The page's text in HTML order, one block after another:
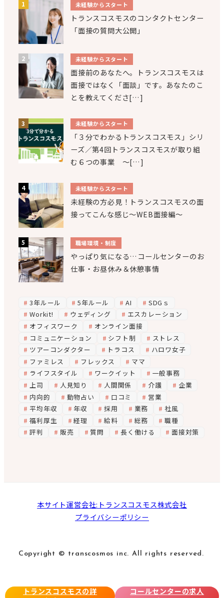
未経験からスタート
トランスコスモスのコンタクトセンター
「面接の質問大公開」
未経験からスタート
面接前のあなたへ。トランスコスモスは
面接ではなく「面談」です。あなたのこ
とを教えてくださ[…]
未経験からスタート
「３分でわかるトランスコスモス」シリ
ーズ／第4回トランスコスモスが取り組
む６つの事業 ～[…]
未経験からスタート
未経験の方必見！トランスコスモスの面
接ってこんな感じ～WEB面接編～
職場環境・制度
やっぱり気になる…コールセンターのお
仕事・お昼休み＆休憩事情
3年ルール 5年ルール AI
SDGｓ
Workit!
ウェディング
エスカレーション
オフィスワーク
オンライン面接
コミュニケーション
シフト制
ストレス
ツアーコンダクター
トラコス
ハロワ女子
ファミレス
フレックス
ママ
ライフスタイル
ワークイット
一般事務
上司
人見知り 人間関係 介護
企業
内向的
動物占い 口コミ
営業
平均年収
年収 採用 業務
社風
福利厚生
経理 給料 総務
職種
評判
販売 質問 長く働ける 面接対策
本サイト運営会社:トランスコスモス株式会社
プライバシーポリシー
トランスコスモスの詳
コールセンターの求人
Copyright © transcosmos inc. All rights reserved.